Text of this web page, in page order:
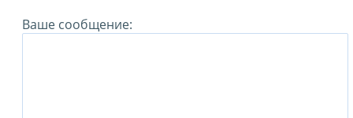
Ваше сообщение: